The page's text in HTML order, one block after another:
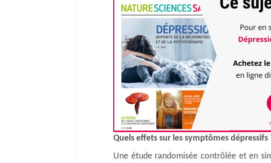
Quels effets sur les symptômes dépressifs
Une étude randomisée contrôlée et en